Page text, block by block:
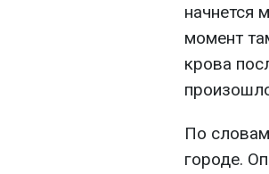
начнется
момент
крова
По
городе.